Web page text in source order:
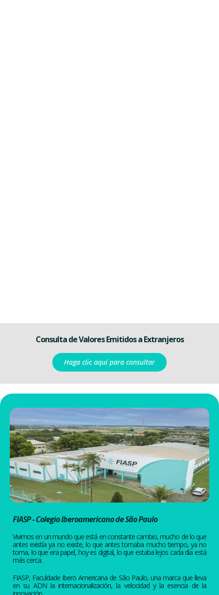
Consulta de Valores Emitidos a Extranjeros
Haga clic aquí para consultar
FIASP - Colegio Iberoamericano de São Paulo
Vivimos en un mundo que está en constante cambio, mucho de lo que
antes existía ya no existe, lo que antes tomaba mucho tiempo, ya no
toma, lo que era papel, hoy es digital, lo que estaba lejos cada día está
más cerca.
FIASP, Faculdade Ibero Americana de São Paulo, una marca que lleva
en su ADN la internacionalización, la velocidad y la esencia de la